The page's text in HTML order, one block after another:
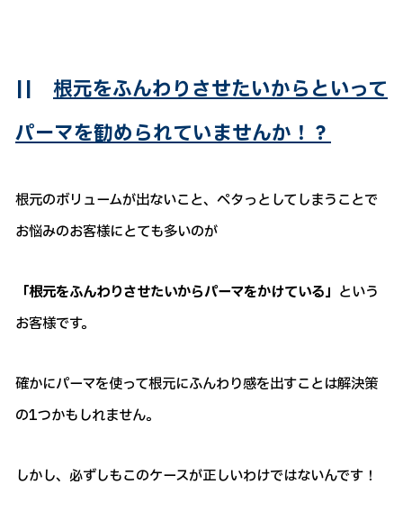
|| 根元をふんわりさせたいからといって
パーマを勧められていませんか！？
根元のボリュームが出ないこと、ペタっとしてしまうことで
お悩みのお客様にとても多いのが
「根元をふんわりさせたいからパーマをかけている」 という
お客様です。
確かにパーマを使って根元にふんわり感を出すことは解決策
の1つかもしれません。
しかし、必ずしもこのケースが正しいわけではないんです！